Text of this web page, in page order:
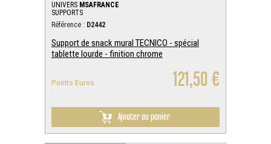
UNIVERS MSAFRANCE
SUPPORTS
Référence : D2442
Support de snack mural TECNICO - spécial
tablette lourde - finition chrome
Points Euros
:
121,50 €
Ajouter au panier